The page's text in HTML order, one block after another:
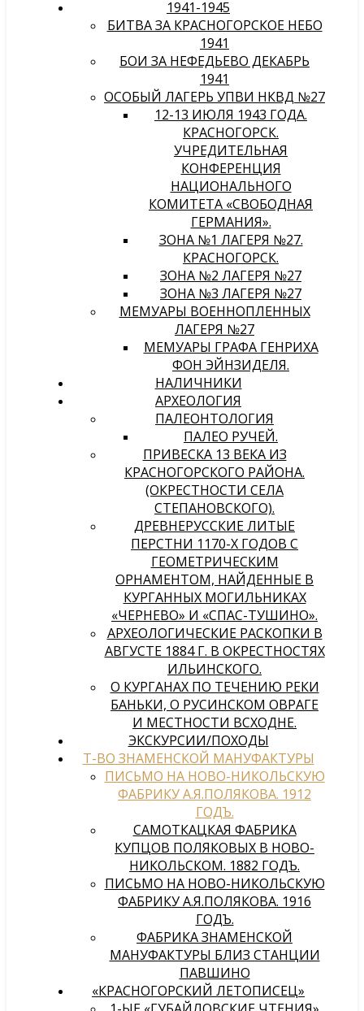
1941-1945
БИТВА ЗА КРАСНОГОРСКОЕ НЕБО
1941
БОИ ЗА НЕФЕДЬЕВО ДЕКАБРЬ
1941
ОСОБЫЙ ЛАГЕРЬ УПВИ НКВД №27
12-13 ИЮЛЯ 1943 ГОДА.
КРАСНОГОРСК.
УЧРЕДИТЕЛЬНАЯ
КОНФЕРЕНЦИЯ
НАЦИОНАЛЬНОГО
КОМИТЕТА «СВОБОДНАЯ
ГЕРМАНИЯ».
ЗОНА №1 ЛАГЕРЯ №27.
КРАСНОГОРСК.
ЗОНА №2 ЛАГЕРЯ №27
ЗОНА №3 ЛАГЕРЯ №27
МЕМУАРЫ ВОЕННОПЛЕННЫХ
ЛАГЕРЯ №27
МЕМУАРЫ ГРАФА ГЕНРИХА
ФОН ЭЙНЗИДЕЛЯ.
НАЛИЧНИКИ
АРХЕОЛОГИЯ
ПАЛЕОНТОЛОГИЯ
ПАЛЕО РУЧЕЙ.
ПРИВЕСКА 13 ВЕКА ИЗ
КРАСНОГОРСКОГО РАЙОНА.
(ОКРЕСТНОСТИ СЕЛА
СТЕПАНОВСКОГО).
ДРЕВНЕРУССКИЕ ЛИТЫЕ
ПЕРСТНИ 1170-Х ГОДОВ С
ГЕОМЕТРИЧЕСКИМ
ОРНАМЕНТОМ, НАЙДЕННЫЕ В
КУРГАННЫХ МОГИЛЬНИКАХ
«ЧЕРНЕВО» И «СПАС-ТУШИНО».
АРХЕОЛОГИЧЕСКИЕ РАСКОПКИ В
АВГУСТЕ 1884 Г. В ОКРЕСТНОСТЯХ
ИЛЬИНСКОГО.
О КУРГАНАХ ПО ТЕЧЕНИЮ РЕКИ
БАНЬКИ, О РУСИНСКОМ ОВРАГЕ
И МЕСТНОСТИ ВСХОДНЕ.
ЭКСКУРСИИ/ПОХОДЫ
Т-ВО ЗНАМЕНСКОЙ МАНУФАКТУРЫ
ПИСЬМО НА НОВО-НИКОЛЬСКУЮ
ФАБРИКУ А.Я.ПОЛЯКОВА. 1912
ГОДЪ.
САМОТКАЦКАЯ ФАБРИКА
КУПЦОВ ПОЛЯКОВЫХ В НОВО-
НИКОЛЬСКОМ. 1882 ГОДЪ.
ПИСЬМО НА НОВО-НИКОЛЬСКУЮ
ФАБРИКУ А.Я.ПОЛЯКОВА. 1916
ГОДЪ.
ФАБРИКА ЗНАМЕНСКОЙ
МАНУФАКТУРЫ БЛИЗ СТАНЦИИ
ПАВШИНО
«КРАСНОГОРСКИЙ ЛЕТОПИСЕЦ»